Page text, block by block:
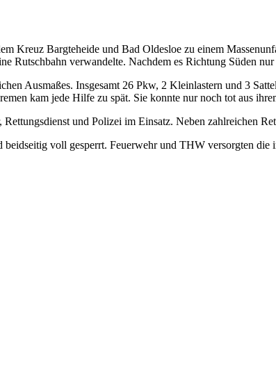
Kreuz Bargteheide und Bad Oldesloe zu einem
Rutschbahn verwandelte. Nachdem es Richtung Süden
Ausmaßes. Insgesamt 26 Pkw, 2 Kleinlastern und 3
kam jede Hilfe zu spät. Sie konnte nur noch tot aus
und Polizei im Einsatz. Neben zahlreichen
voll gesperrt. Feuerwehr und THW versorgten die